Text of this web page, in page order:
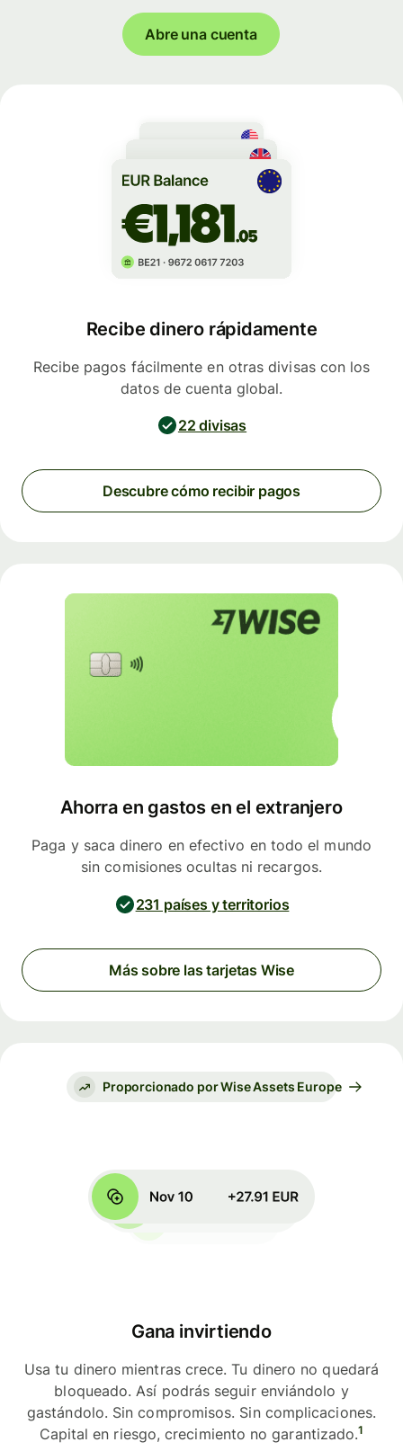
Abre una cuenta
Recibe dinero rápidamente
Recibe pagos fácilmente en otras divisas con los
datos de cuenta global.
22 divisas
Descubre cómo recibir pagos
Ahorra en gastos en el extranjero
Paga y saca dinero en efectivo en todo el mundo
sin comisiones ocultas ni recargos.
231 países y territorios
Más sobre las tarjetas Wise
Proporcionado por Wise Assets Europe
Gana invirtiendo
Usa tu dinero mientras crece. Tu dinero no quedará
bloqueado. Así podrás seguir enviándolo y
gastándolo. Sin compromisos. Sin complicaciones.
Capital en riesgo, crecimiento no garantizado.1